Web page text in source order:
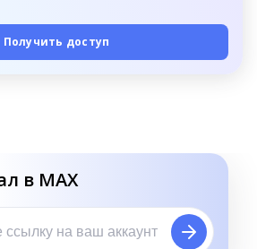
Получить доступ
в MAX